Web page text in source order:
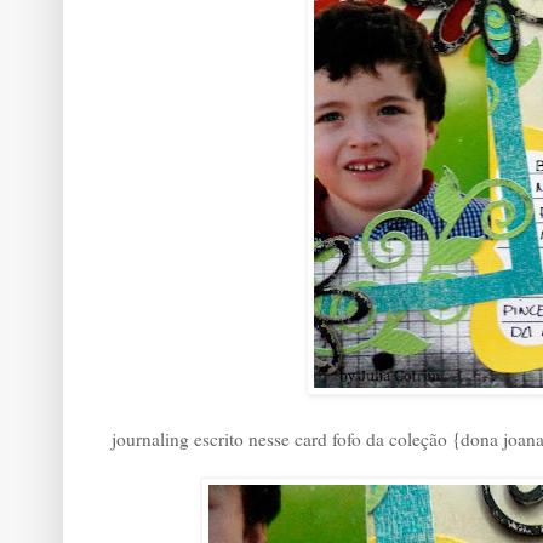
journaling escrito nesse card fofo da coleção {dona